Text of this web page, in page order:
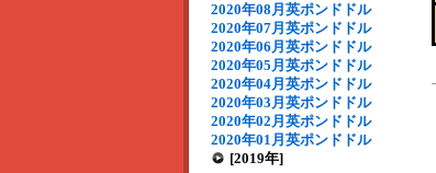
2020年08月英ポンドドル
2020年07月英ポンドドル
2020年06月英ポンドドル
2020年05月英ポンドドル
2020年04月英ポンドドル
2020年03月英ポンドドル
2020年02月英ポンドドル
2020年01月英ポンドドル
[2019年]